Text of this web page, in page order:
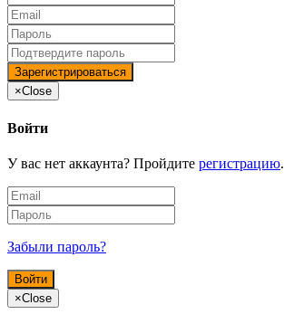
×Close
Войти
У вас нет аккаунта? Пройдите регистрацию.
Забыли пароль?
×Close